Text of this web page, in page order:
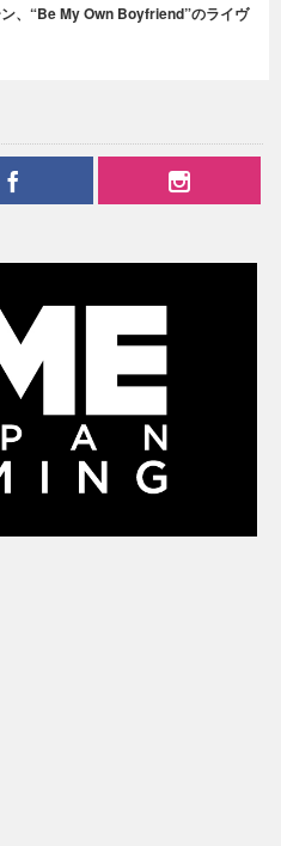
、“Be My Own Boyfriend”のライヴ